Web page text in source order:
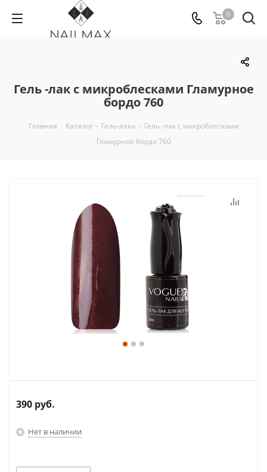
0
Гель -лак с микроблесками Гламурное
бордо 760
Главная - Каталог - Гель-лаки - Гель -лак с микроблесками
Гламурное бордо 760
390 руб.
Нет в наличии